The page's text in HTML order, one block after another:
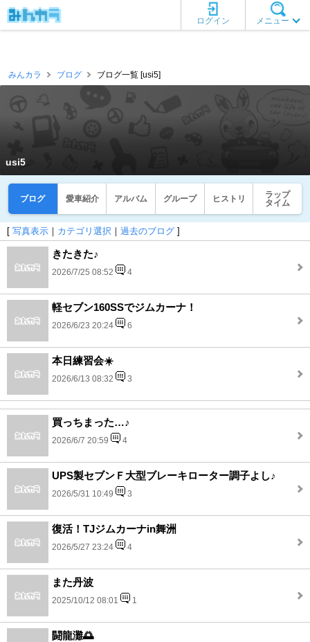
メニュー
ログイン
みんカラ ブログ ブログ一覧 [usi5]
usi5
ブログ 愛車紹介 アルバム グループ ヒストリ
ラップ
タイム
[ 写真表示 ｜ カテゴリ選択 ｜ 過去のブログ ]
きたきた♪
2026/7/25 08:52 4
軽セブン160SSでジムカーナ！
2026/6/23 20:24 6
本日練習会☀️
2026/6/13 08:32 3
買っちまった…♪
2026/6/7 20:59 4
UPS製セブンＦ大型ブレーキローター調子よし♪
2026/5/31 10:49 3
復活！TJジムカーナin舞洲
2026/5/27 23:24 4
また丹波
2025/10/12 08:01 1
闘龍灘🌅